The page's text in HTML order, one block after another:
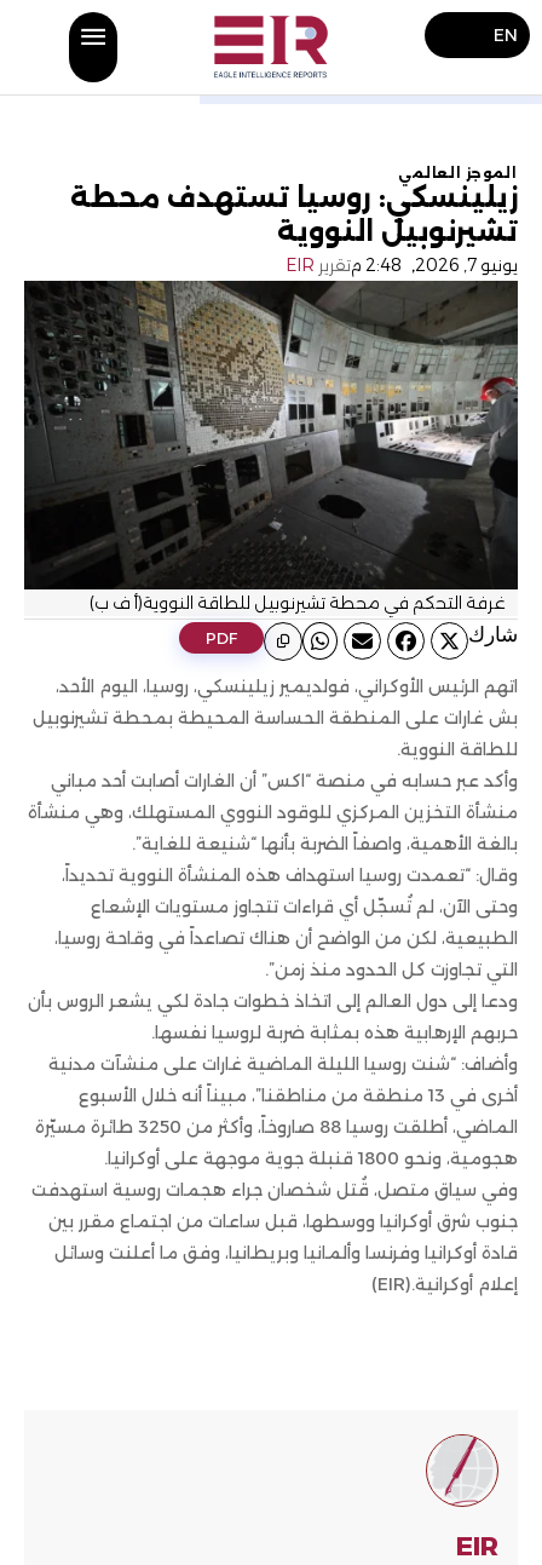
EN
الموجز العالمي
زيلينسكي: روسيا تستهدف محطة
تشيرنوبيل النووية
يونيو 7, 2026 , 2:48 م تقرير EIR
غرفة التحكم في محطة تشيرنوبيل للطاقة النووية(أ ف ب)
ﺷﺎرك PDF
اتهم الرئيس الأوكراني، فولديمير زيلينسكي، روسيا، اليوم الأحد،
بش غارات على المنطقة الحساسة المحيطة بمحطة تشيرنوبيل
للطاقة النووية.
وأكد عبر حسابه في منصة “اكس” أن الغارات أصابت أحد مباني
منشأة التخزين المركزي للوقود النووي المستهلك، وهي منشأة
بالغة الأهمية، واصفاً الضربة بأنها “شنيعة للغاية”.
وقال: “تعمدت روسيا استهداف هذه المنشأة النووية تحديداً،
وحتى الآن، لم تُسجّل أي قراءات تتجاوز مستويات الإشعاع
الطبيعية، لكن من الواضح أن هناك تصاعداً في وقاحة روسيا،
التي تجاوزت كل الحدود منذ زمن”.
ودعا إلى دول العالم إلى اتخاذ خطوات جادة لكي يشعر الروس بأن
حربهم الإرهابية هذه بمثابة ضربة لروسيا نفسها.
وأضاف: “شنت روسيا الليلة الماضية غارات على منشآت مدنية
أخرى في 13 منطقة من مناطقنا”، مبيناً أنه خلال الأسبوع
الماضي، أطلقت روسيا 88 صاروخاً، وأكثر من 3250 طائرة مسيّرة
هجومية، ونحو 1800 قنبلة جوية موجهة على أوكرانيا.
وفي سياق متصل، قُتل شخصان جراء هجمات روسية استهدفت
جنوب شرق أوكرانيا ووسطها، قبل ساعات من اجتماع مقرر بين
قادة أوكرانيا وفرنسا وألمانيا وبريطانيا، وفق ما أعلنت وسائل
إعلام أوكرانية.(EIR)
EIR